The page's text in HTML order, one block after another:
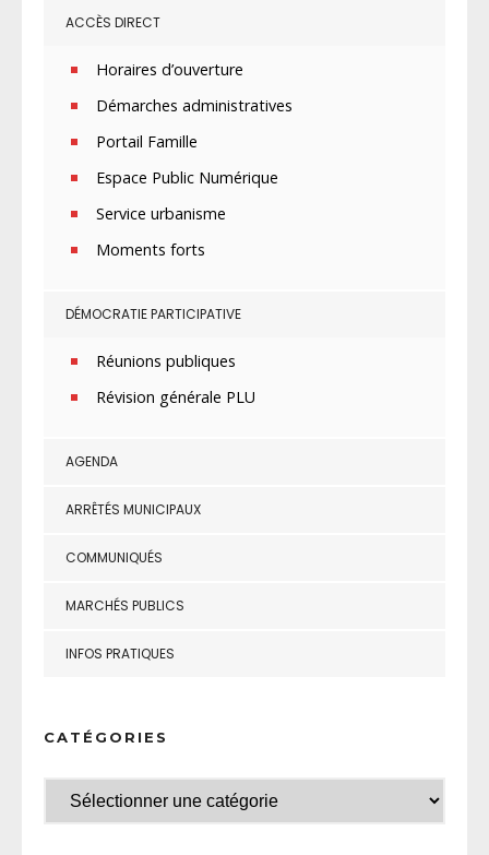
ACCÈS DIRECT
Horaires d’ouverture
Démarches administratives
Portail Famille
Espace Public Numérique
Service urbanisme
Moments forts
DÉMOCRATIE PARTICIPATIVE
Réunions publiques
Révision générale PLU
AGENDA
ARRÊTÉS MUNICIPAUX
COMMUNIQUÉS
MARCHÉS PUBLICS
INFOS PRATIQUES
CATÉGORIES